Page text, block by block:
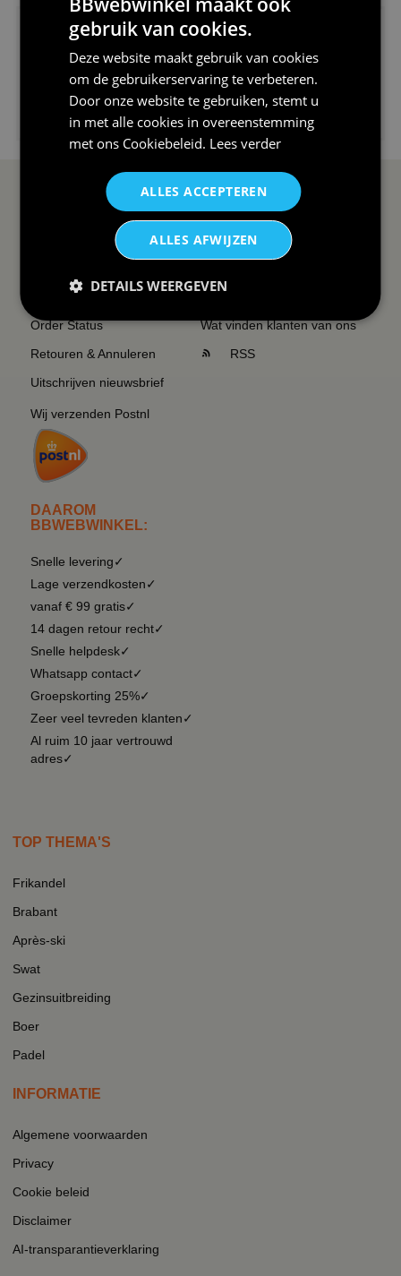
€24,95
I love korfbal t-shirt sport s...
SERVICE EN INFO
Contact
Order Status
Retouren & Annuleren
Uitschrijven nieuwsbrief
Wij verzenden Postnl
DAAROM
BBWEBWINKEL:
Snelle levering✓
Lage verzendkosten✓
vanaf € 99 gratis✓
14 dagen retour recht✓
Snelle helpdesk✓
Whatsapp contact✓
Groepskorting 25%✓
Zeer veel tevreden klanten✓
Al ruim 10 jaar vertrouwd
adres✓
OVERZICHT
Sitemapping
Wat vinden klanten van ons
RSS
TOP THEMA'S
Frikandel
Brabant
Après-ski
Swat
Gezinsuitbreiding
Boer
Padel
INFORMATIE
Algemene voorwaarden
Privacy
Cookie beleid
Disclaimer
AI-transparantieverklaring
gebruik van cookies.
Deze website maakt gebruik van cookies
om de gebruikerservaring te verbeteren.
Door onze website te gebruiken, stemt u
in met alle cookies in overeenstemming
met ons Cookiebeleid. Lees verder
ALLES ACCEPTEREN
ALLES AFWIJZEN
DETAILS WEERGEVEN